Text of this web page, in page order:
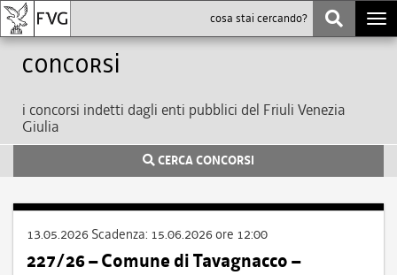
Concorsi
i concorsi indetti dagli enti pubblici del Friuli Venezia
Giulia
CERCA CONCORSI
13.05.2026 Scadenza: 15.06.2026 ore 12:00
227/26 – Comune di Tavagnacco –